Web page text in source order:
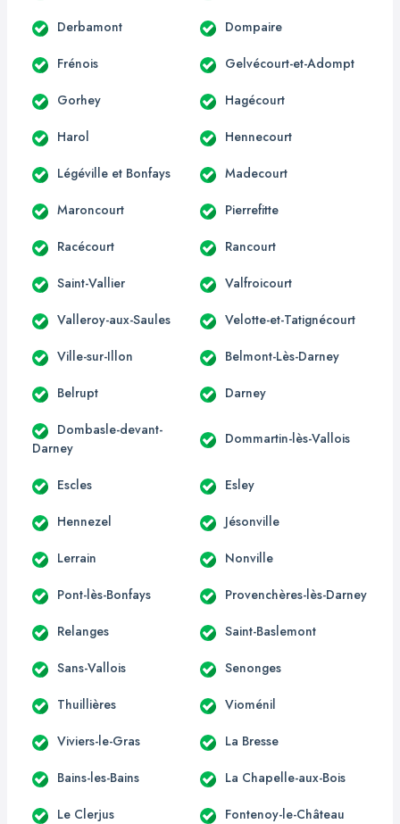
Derbamont Dompaire
Frénois Gelvécourt-et-Adompt
Gorhey Hagécourt
Harol Hennecourt
Légéville et Bonfays Madecourt
Maroncourt Pierrefitte
Racécourt Rancourt
Saint-Vallier Valfroicourt
Valleroy-aux-Saules Velotte-et-Tatignécourt
Ville-sur-Illon Belmont-Lès-Darney
Belrupt Darney
Dombasle-devant-
Darney
Dommartin-lès-Vallois
Escles Esley
Hennezel Jésonville
Lerrain Nonville
Pont-lès-Bonfays Provenchères-lès-Darney
Relanges Saint-Baslemont
Sans-Vallois Senonges
Thuillières Vioménil
Viviers-le-Gras La Bresse
Bains-les-Bains La Chapelle-aux-Bois
Le Clerjus Fontenoy-le-Château